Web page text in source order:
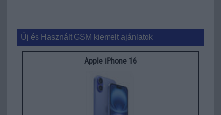
Új és Használt GSM kiemelt ajánlatok
Apple iPhone 16